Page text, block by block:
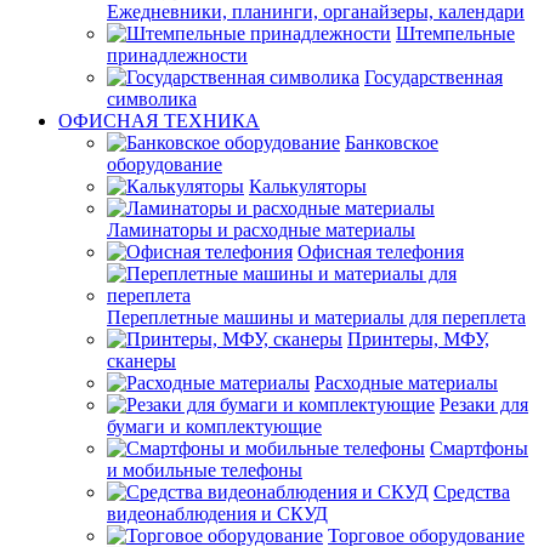
Ежедневники, планинги, органайзеры, календари
Штемпельные
принадлежности
Государственная
символика
ОФИСНАЯ ТЕХНИКА
Банковское
оборудование
Калькуляторы
Ламинаторы и расходные материалы
Офисная телефония
Переплетные машины и материалы для переплета
Принтеры, МФУ,
сканеры
Расходные материалы
Резаки для
бумаги и комплектующие
Смартфоны
и мобильные телефоны
Средства
видеонаблюдения и СКУД
Торговое оборудование